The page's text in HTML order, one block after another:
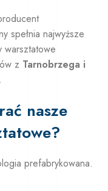
spełnia najwyższe
warsztatowe
z Tarnobrzega i
nasze
prefabrykowana.